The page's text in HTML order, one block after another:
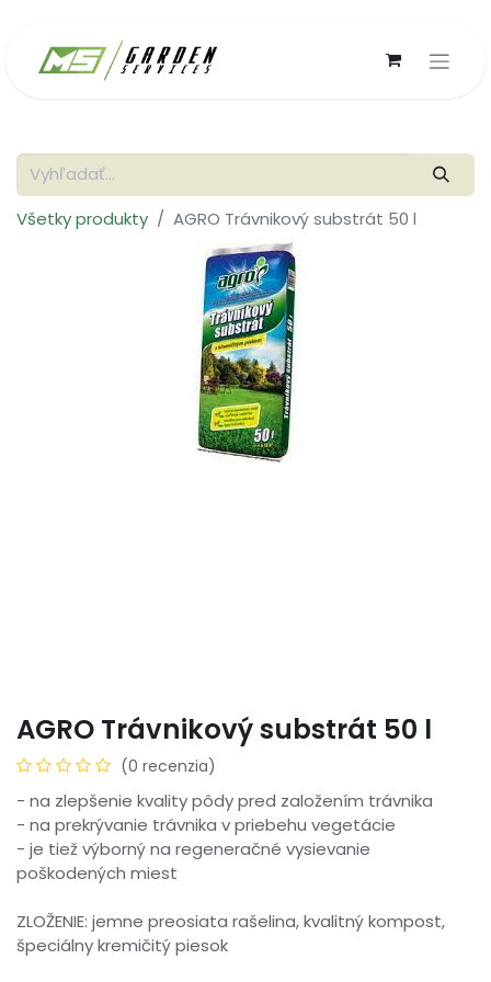
Všetky produkty AGRO Trávnikový substrát 50 l
AGRO Trávnikový substrát 50 l
(0 recenzia)
- na zlepšenie kvality pôdy pred založením trávnika
- na prekrývanie trávnika v priebehu vegetácie
- je tiež výborný na regeneračné vysievanie
poškodených miest
ZLOŽENIE: jemne preosiata rašelina, kvalitný kompost,
špeciálny kremičitý piesok